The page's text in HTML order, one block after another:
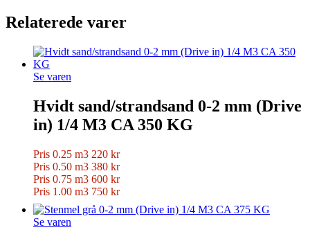
Relaterede varer
Se varen
Hvidt sand/strandsand 0-2 mm (Drive
in) 1/4 M3 CA 350 KG
Pris 0.25 m3 220 kr
Pris 0.50 m3 380 kr
Pris 0.75 m3 600 kr
Pris 1.00 m3 750 kr
Se varen